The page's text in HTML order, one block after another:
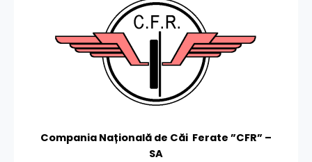
Compania Națională de Căi Ferate ”CFR” –
SA